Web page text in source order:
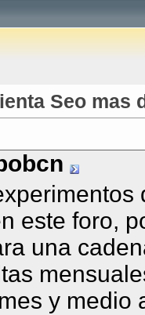
Seo mas
este foro,
una
y medio